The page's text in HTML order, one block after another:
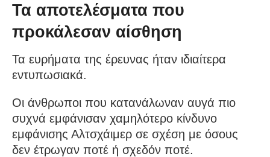
Τα αποτελέσματα που
προκάλεσαν αίσθηση
Τα ευρήματα της έρευνας ήταν ιδιαίτερα
εντυπωσιακά.
Οι άνθρωποι που κατανάλωναν αυγά πιο
συχνά εμφάνισαν χαμηλότερο κίνδυνο
εμφάνισης Αλτσχάιμερ σε σχέση με όσους
δεν έτρωγαν ποτέ ή σχεδόν ποτέ.